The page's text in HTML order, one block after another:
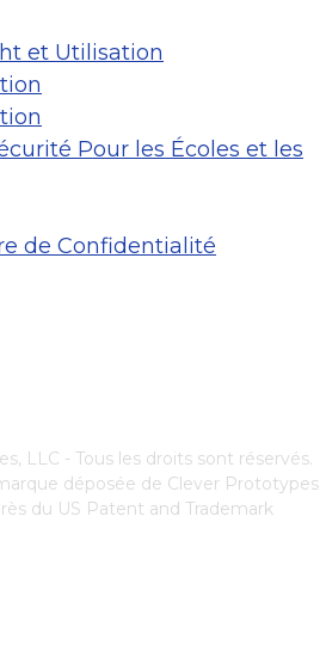
et Utilisation
Pour les Écoles et les
de Confidentialité
LLC - Tous les droits sont réservés.
déposée de Clever Prototypes
du US Patent and Trademark